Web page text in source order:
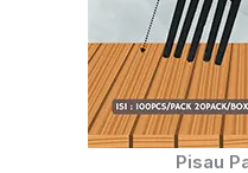
Pisau